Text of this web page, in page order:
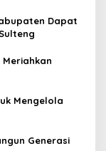
Dapat
Mengelola
Generasi